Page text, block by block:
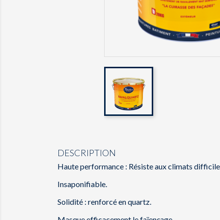
DESCRIPTION
Haute performance : Résiste aux climats
Insaponifiable.
Solidité : renforcé en quartz.